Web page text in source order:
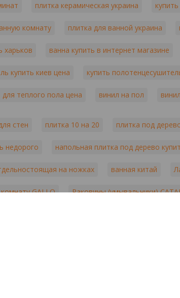
плитка керамическая украина
комнату плитка для ванной украина
харьков ванна купить в интернет магазине
купить киев цена купить
теплого пола цена винил на пол
стен плитка 10 на 20 плитка под
недорого напольная плитка под дерево
на ножках ванная китай
GALLO Раковины (умывальники)